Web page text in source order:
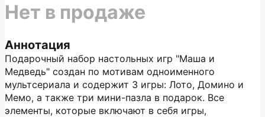
Аннотация
Подарочный набор настольных игр "Маша и
Медведь" создан по мотивам одноименного
мультсериала и содержит 3 игры: Лото, Домино и
Мемо, а также три мини-пазла в подарок. Все
элементы, которые включают в себя игры,
Нет в продаже